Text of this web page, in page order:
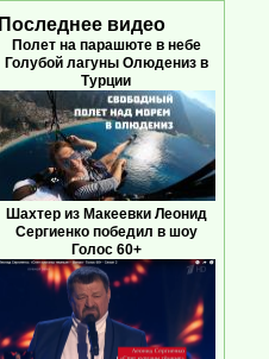
Последнее видео
Полет на парашюте в небе
Голубой лагуны Олюдениз в
Турции
Шахтер из Макеевки Леонид
Сергиенко победил в шоу
Голос 60+